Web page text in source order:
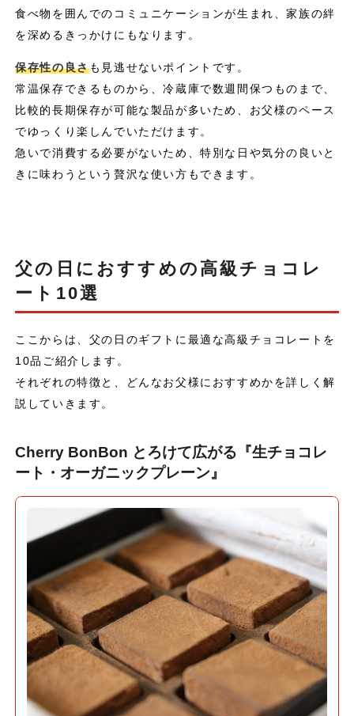
食べ物を囲んでのコミュニケーションが生まれ、家族の絆
を深めるきっかけにもなります。
保存性の良さも見逃せないポイントです。
常温保存できるものから、冷蔵庫で数週間保つものまで、
比較的長期保存が可能な製品が多いため、お父様のペース
でゆっくり楽しんでいただけます。
急いで消費する必要がないため、特別な日や気分の良いと
きに味わうという贅沢な使い方もできます。
父の日におすすめの高級チョコレ
ート10選
ここからは、父の日のギフトに最適な高級チョコレートを
10品ご紹介します。
それぞれの特徴と、どんなお父様におすすめかを詳しく解
説していきます。
Cherry BonBon とろけて広がる『生チョコレ
ート・オーガニックプレーン』